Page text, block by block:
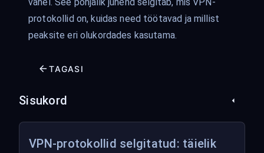
protokollid on, kuidas need töötavad ja millist
peaksite eri olukordades kasutama.
TAGASI
Sisukord
VPN-protokollid selgitatud: täielik